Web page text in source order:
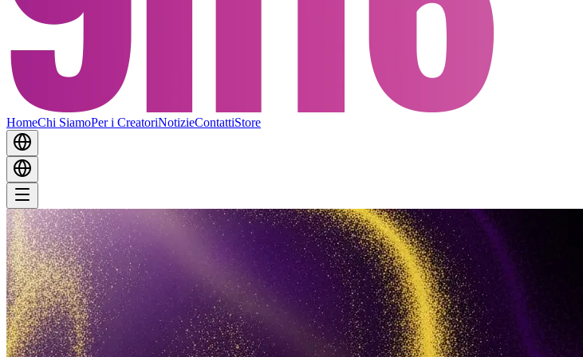
HomeChi SiamoPer i CreatoriNotizieContattiStore